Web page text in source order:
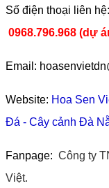
​Số điện thoại liên hệ:
0968.796.968 (dự
Email:
Website: Hoa Sen
Đá - Cây cảnh Đà
Fanpage: Công ty
Việt.